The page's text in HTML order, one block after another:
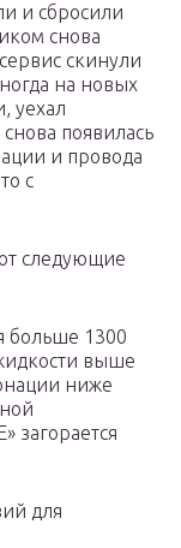
и сбросили
снова
скинули
на новых
уехал
появилась
и провода
с
следующие
больше 1300
выше
ниже
загорается
для